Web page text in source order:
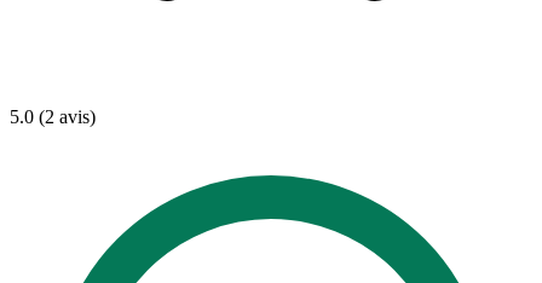
5.0 (2 avis)